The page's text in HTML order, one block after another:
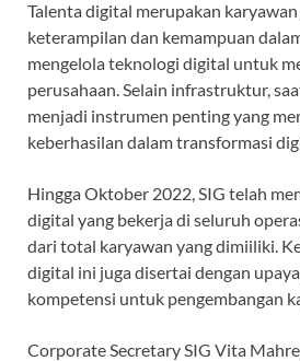
Talenta digital merupakan
keterampilan dan kemampuan
mengelola teknologi digital untuk
perusahaan. Selain infrastruktur,
menjadi instrumen penting yang
keberhasilan dalam transformasi
Hingga Oktober 2022, SIG telah
digital yang bekerja di seluruh
dari total karyawan yang dimiiliki.
digital ini juga disertai dengan
kompetensi untuk pengembangan
Corporate Secretary SIG Vita